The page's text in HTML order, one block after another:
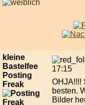
kleine
Bastelfee
Posting
Freak
17:15
OHJA!!!!
besten.
Bilder